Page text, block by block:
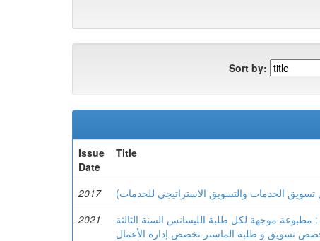
Sort by:
Issue
Date
Title
2017 الخدمات والتسويق الاستراتيجي للخدمات)
2021
موجهة لكل طلبة الليسانس السنة الثالثة
تسويق و طلبة الماستر تخصص إدارة الأعمال